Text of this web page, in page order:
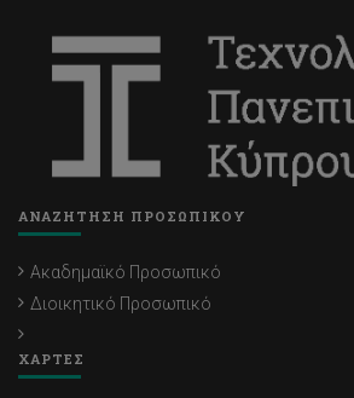
ΑΝΑΖΗΤΗΣΗ ΠΡΟΣΩΠΙΚΟΥ
Ακαδημαϊκό Προσωπικό
Διοικητικό Προσωπικό
ΧΑΡΤΕΣ